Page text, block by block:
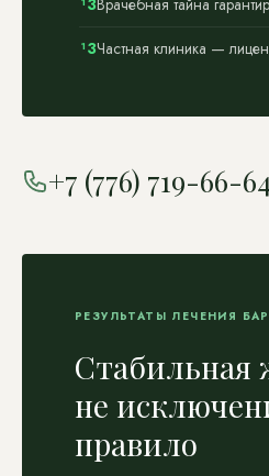
Врачебная тайна
Частная клиника —
+7 (776) 719-66-
РЕЗУЛЬТАТЫ ЛЕЧЕНИЯ БАР
не
правило